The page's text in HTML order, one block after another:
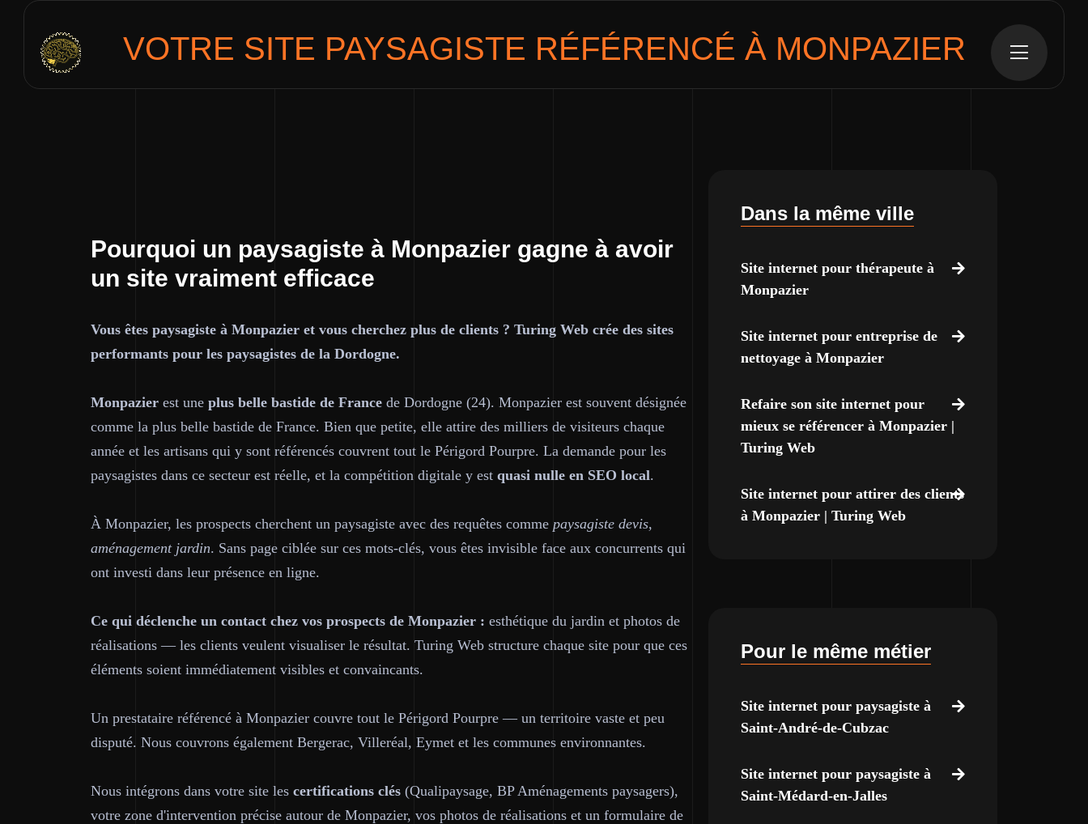
VOTRE SITE PAYSAGISTE RÉFÉRENCÉ À MONPAZIER
Pourquoi un paysagiste à Monpazier gagne à avoir
un site vraiment efficace
Vous êtes paysagiste à Monpazier et vous cherchez plus de clients ? Turing Web crée des sites
performants pour les paysagistes de la Dordogne.
Monpazier est une plus belle bastide de France de Dordogne (24). Monpazier est souvent désignée
comme la plus belle bastide de France. Bien que petite, elle attire des milliers de visiteurs chaque
année et les artisans qui y sont référencés couvrent tout le Périgord Pourpre. La demande pour les
paysagistes dans ce secteur est réelle, et la compétition digitale y est quasi nulle en SEO local.
À Monpazier, les prospects cherchent un paysagiste avec des requêtes comme paysagiste devis,
aménagement jardin. Sans page ciblée sur ces mots-clés, vous êtes invisible face aux concurrents qui
ont investi dans leur présence en ligne.
Ce qui déclenche un contact chez vos prospects de Monpazier : esthétique du jardin et photos de
réalisations — les clients veulent visualiser le résultat. Turing Web structure chaque site pour que ces
éléments soient immédiatement visibles et convaincants.
Un prestataire référencé à Monpazier couvre tout le Périgord Pourpre — un territoire vaste et peu
disputé. Nous couvrons également Bergerac, Villeréal, Eymet et les communes environnantes.
Nous intégrons dans votre site les certifications clés (Qualipaysage, BP Aménagements paysagers),
votre zone d'intervention précise autour de Monpazier, vos photos de réalisations et un formulaire de
Dans la même ville
Site internet pour thérapeute à
Monpazier
Site internet pour entreprise de
nettoyage à Monpazier
Refaire son site internet pour
mieux se référencer à Monpazier |
Turing Web
Site internet pour attirer des clients
à Monpazier | Turing Web
Pour le même métier
Site internet pour paysagiste à
Saint-André-de-Cubzac
Site internet pour paysagiste à
Saint-Médard-en-Jalles